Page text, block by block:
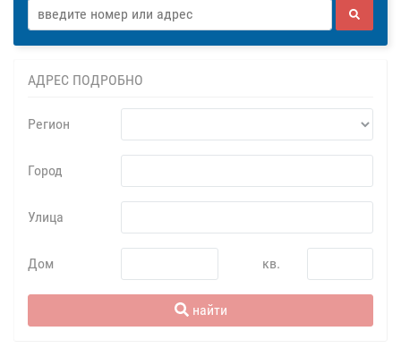
АДРЕС ПОДРОБНО
Регион
Город
Улица
Дом кв.
найти